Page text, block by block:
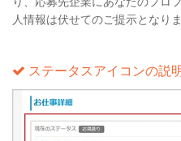
人情報は伏せてのご提示となりま
ステータスアイコンの説